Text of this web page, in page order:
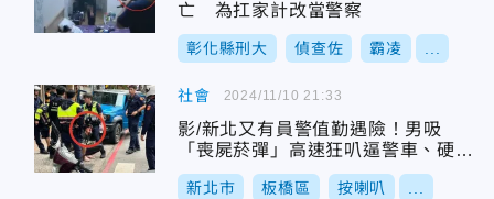
亡 為扛家計改當警察
彰化縣刑大 偵查佐 霸凌
社會
影/新北又有員警值勤遇險！男吸
「喪屍菸彈」高速狂叭逼警車、硬鑽
前方險撞
新北市 板橋區 按喇叭
2024/11/10 21:33